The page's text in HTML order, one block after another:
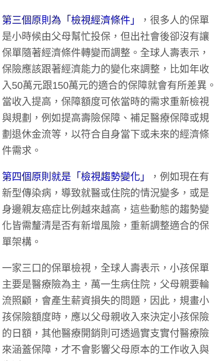
第三個原則為「檢視經濟條件」
，很多人的保單
是小時候由父母幫忙投保，但出社會後卻沒有讓
保單隨著經濟條件轉變而調整。全球人壽表示，
保險應該跟著經濟能力的變化來調整，比如年收
入50萬元跟150萬元的適合的保障就會有所差異。
當收入提高，保障額度可依當時的需求重新檢視
與規劃，例如提高壽險保障、補足醫療保障或規
劃退休金流等，以符合自身當下或未來的經濟條
件需求。
第四個原則就是「檢視趨勢變化」
，例如現在有
新型傳染病，導致就醫或住院的情況變多，或是
身邊親友癌症比例越來越高，這些動態的趨勢變
化皆需釐清是否有新增風險，重新調整適合的保
單架構。
一家三口的保單檢視，全球人壽表示，小孩保單
主要是醫療險為主，萬一生病住院，父母親要輪
流照顧，會產生薪資損失的問題，因此，規畫小
孩保險額度時，應以父母親收入來決定小孩保險
的日額，其他醫療開銷則可透過實支實付醫療險
來涵蓋保障，才不會影響父母原本的工作收入與